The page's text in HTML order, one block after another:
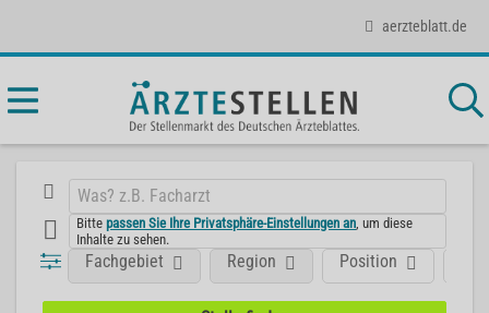
aerzteblatt.de
Bittepassen Sie Ihre Privatsphäre-Einstellungen an , um diese
Inhalte zu sehen.
Position
Fachgebiet Region